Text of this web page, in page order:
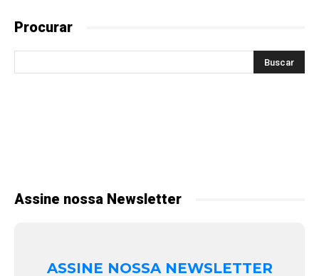
Procurar
Assine nossa Newsletter
ASSINE NOSSA NEWSLETTER